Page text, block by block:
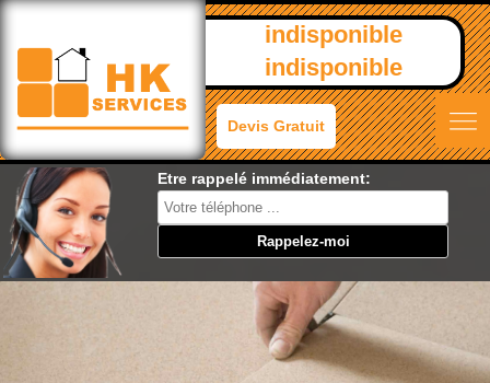
indisponible
indisponible
Devis Gratuit
Etre rappelé immédiatement: